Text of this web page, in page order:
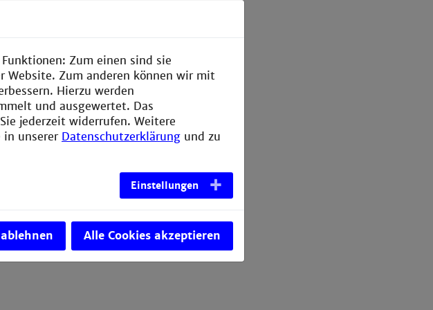
einen eigenen
rund ums
aus der Hochschulbibliothek
Instagram!
Zum einen sind sie
Zum anderen können wir mit
Hierzu werden
und ausgewertet. Das
jederzeit widerrufen. Weitere
in unserer Datenschutzerklärung und zu
Einstellungen
Alle Cookies akzeptieren